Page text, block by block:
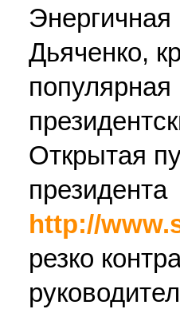
Дьяченко,
Открытая
президента
http://
резко